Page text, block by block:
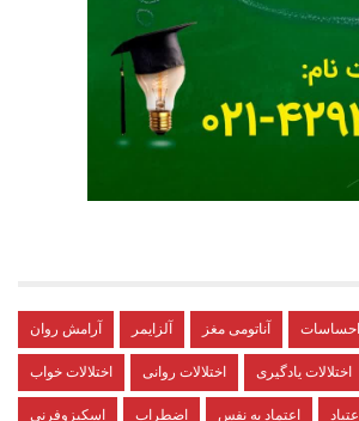
آرامش روان آلزایمر آناتومی مغز احساسات
اختلالات خواب اختلالات روانی اختلالات یادگیری
اسکیزوفرنی اضطراب اعتماد به نفس اعتیاد